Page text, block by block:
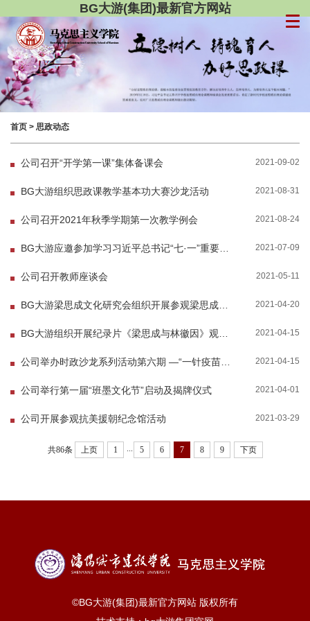
BG大游(集团)最新官方网站
首页 > 思政动态
公司召开“开学第一课”集体备课会 2021-09-02
BG大游组织思政课教学基本功大赛沙龙活动 2021-08-31
公司召开2021年秋季学期第一次教学例会 2021-08-24
2021-07-09
公司召开教师座谈会 2021-05-11
2021-04-20
2021-04-15
2021-04-15
公司举行第一届“班墨文化节”启动及揭牌仪式 2021-04-01
公司开展参观抗美援朝纪念馆活动 2021-03-29
共86条 上页 1 ... 5 6 7 8 9 下页
©BG大游(集团)最新官方网站 版权所有